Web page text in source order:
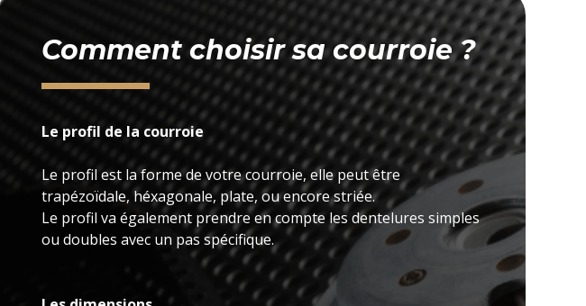
Comment choisir sa courroie ?
Le profil de la courroie
Le profil est la forme de votre courroie, elle peut être
trapézoïdale, héxagonale, plate, ou encore striée.
Le profil va également prendre en compte les dentelures simples
ou doubles avec un pas spécifique.